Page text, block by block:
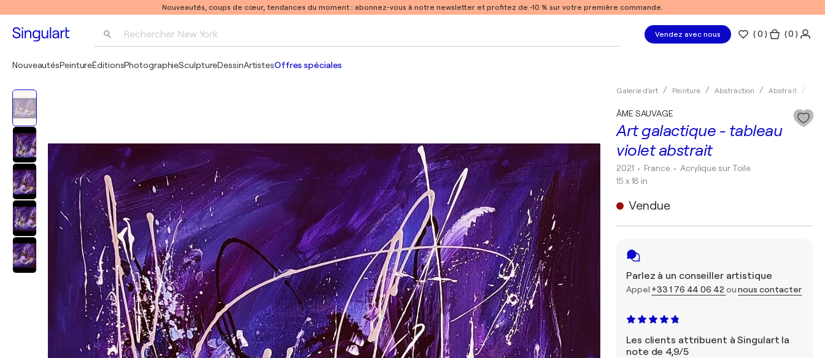
Nouveautés, coups de cœur, tendances du moment : abonnez-vous à notre newsletter et profitez de -10 % sur votre première commande.
Rechercher New York Vendez avec nous (0 ) ( 0 )
NouveautésPeintureÉditionsPhotographieSculptureDessinArtistesOffres spéciales
Galerie d'art Peinture Abstraction Abstrait
Art galactique - tableau
violet abstrait
ÂME SAUVAGE
2021 • France •Acrylique sur Toile
15 x 18 in
Vendue
Parlez à un conseiller artistique
Appel +33 1 76 44 06 42 ounous contacter
Les clients attribuent à Singulart la
note de 4,9/5